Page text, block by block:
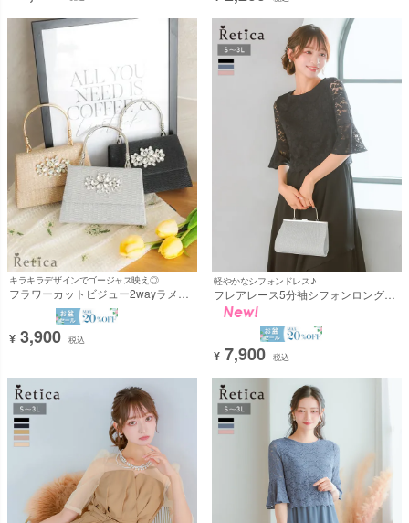
キラキラデザインでゴージャス映え◎
フラワーカットビジュー2wayラメミ
ニパーティーバッグ [Retica/レティカ]
¥ 3,900 税込
軽やかなシフォンドレス♪
フレアレース5分袖シフォンロングパ
ーティードレス 結婚式 二次会(Sサイ
ズ～3Lサイズ) [Retica/レティカ]
¥ 7,900 税込